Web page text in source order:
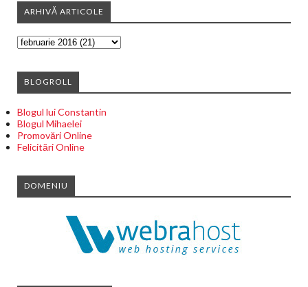
ARHIVĂ ARTICOLE
BLOGROLL
Blogul lui Constantin
Blogul Mihaelei
Promovări Online
Felicitări Online
DOMENIU